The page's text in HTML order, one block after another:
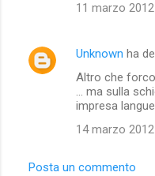
11 marzo
Unknown ha
Altro che
... ma sulla
impresa langue
14 marzo
Posta un commento